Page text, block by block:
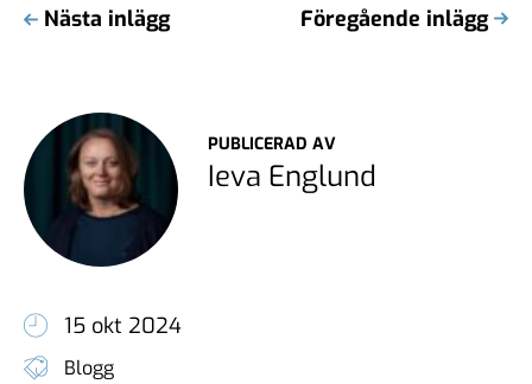
Nästa inlägg Föregående inlägg
PUBLICERAD AV
Ieva Englund
15 okt 2024
Blogg